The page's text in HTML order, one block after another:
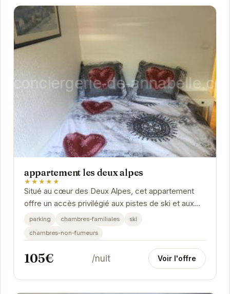
appartement les deux alpes
★★★★★
Situé au cœur des Deux Alpes, cet appartement
offre un accès privilégié aux pistes de ski et aux
activités de montagne. Avec son ambiance...
parking chambres-familiales
ski
chambres-non-fumeurs
105€ /nuit Voir l'offre